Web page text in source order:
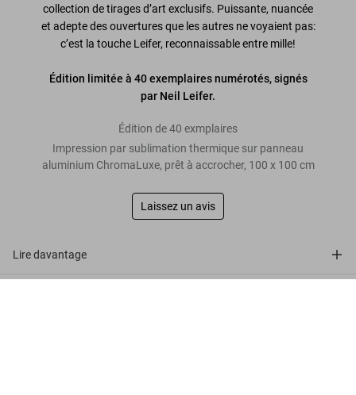
collection de tirages d’art exclusifs. Puissante, nuancée
et adepte des ouvertures que les autres ne voyaient pas:
c’est la touche Leifer, reconnaissable entre mille!
Édition limitée à 40 exemplaires numérotés, signés
par Neil Leifer.
Édition de 40 exmplaires
Impression par sublimation thermique sur panneau
aluminium ChromaLuxe, prêt à accrocher, 100 x 100 cm
Laissez un avis
Lire davantage